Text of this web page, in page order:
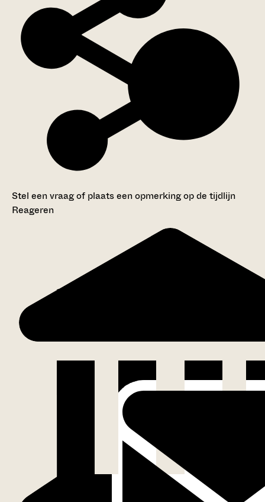
Stel een vraag of plaats een opmerking op de tijdlijn
Reageren